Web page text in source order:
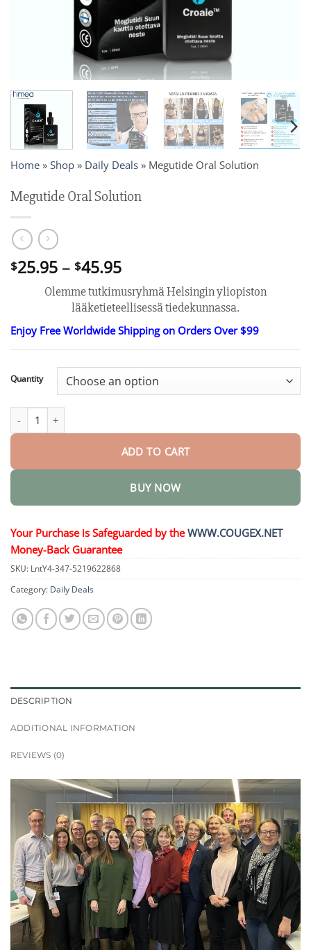
Home » Shop » Daily Deals » Megutide Oral Solution
Megutide Oral Solution
$25.95 – $45.95Price
range:
$25.95
through
$45.95
Olemme tutkimusryhmä Helsingin yliopiston
lääketieteellisessä tiedekunnassa.
Enjoy Free Worldwide Shipping on Orders Over $99
Quantity
Megutide Oral Solution quantity
ADD TO CART
BUY NOW
Your Purchase is Safeguarded by theWWW.COUGEX.NET
Money-Back Guarantee
SKU: LntY4-347-5219622868
Category: Daily Deals
DESCRIPTION
ADDITIONAL INFORMATION
REVIEWS (0)